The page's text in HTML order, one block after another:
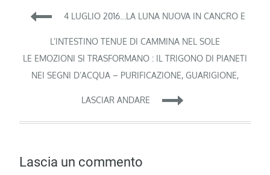
Navigazione
articoli
4 LUGLIO 2016…LA LUNA NUOVA IN CANCRO E
L’INTESTINO TENUE DI CAMMINA NEL SOLE
LE EMOZIONI SI TRASFORMANO : IL TRIGONO DI PIANETI
NEI SEGNI D’ACQUA – PURIFICAZIONE, GUARIGIONE,
LASCIAR ANDARE
Lascia un commento